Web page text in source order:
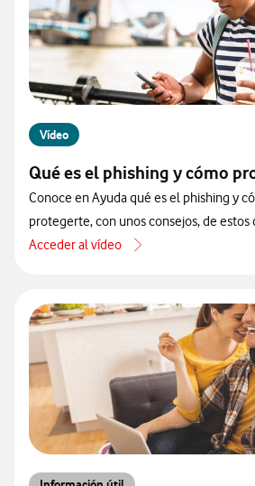
Vídeo
Qué es el phishing y cómo
Conoce en Ayuda qué es el phishing y
protegerte, con unos consejos, de estos
Acceder al vídeo
acerca de Qué es el phishing y cómo